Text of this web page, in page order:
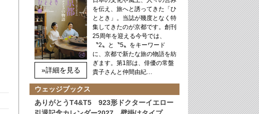
»詳細を見る
を伝え、旅へと誘ってきた「ひ
ととき」。当誌が幾度となく特
集してきたのが京都です。創刊
25周年を迎える今号では、
〝2〟と〝5〟をキーワード
に、京都で新たな旅の物語を紡
ぎます。第1部は、俳優の常盤
貴子さんと仲間由紀…
ウェッジブックス
ありがとうT4&T5 923形ドクターイエロー